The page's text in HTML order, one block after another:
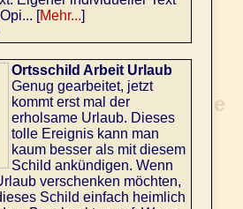
[Mehr...]
Ortsschild Arbeit Urlaub
Genug gearbeitet, jetzt
kommt erst mal der
erholsame Urlaub. Dieses
tolle Ereignis kann man
kaum besser als mit diesem
Schild ankündigen. Wenn
verschenken möchten,
Schild einfach heimlich